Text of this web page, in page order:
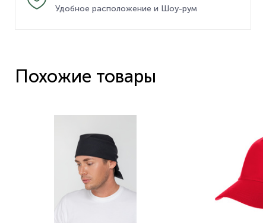
Удобное расположение и Шоу-рум
Похожие товары